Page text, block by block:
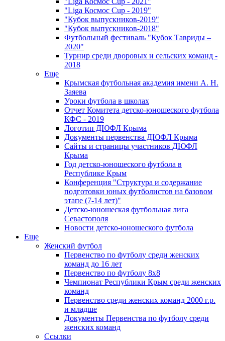
"Liga Космос Cup - 2019"
"Кубок выпускников-2019"
"Кубок выпускников-2018"
Футбольный фестиваль "Кубок Тавриды –
2020"
Турнир среди дворовых и сельских команд -
2018
Еще
Крымская футбольная академия имени А. Н.
Заяева
Уроки футбола в школах
Отчет Комитета детско-юношеского футбола
КФС - 2019
Логотип ДЮФЛ Крыма
Документы первенства ДЮФЛ Крыма
Сайты и страницы участников ДЮФЛ
Крыма
Год детско-юношеского футбола в
Республике Крым
Конференция "Структура и содержание
подготовки юных футболистов на базовом
этапе (7-14 лет)"
Детско-юношеская футбольная лига
Севастополя
Новости детско-юношеского футбола
Еще
Женский футбол
Первенство по футболу среди женских
команд до 16 лет
Первенство по футболу 8х8
Чемпионат Республики Крым среди женских
команд
Первенство среди женских команд 2000 г.р.
и младше
Документы Первенства по футболу среди
женских команд
Ссылки